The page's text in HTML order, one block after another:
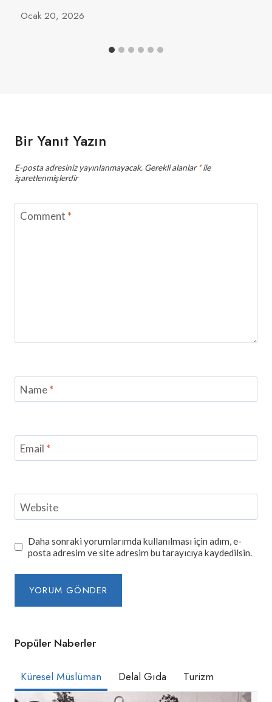
Ocak 20, 2026
Bir Yanıt Yazın
E-posta adresiniz yayınlanmayacak. Gerekli alanlar*ile
işaretlenmişlerdir
Comment *
Name*
Email *
Website
Daha sonraki yorumlarımda kullanılması için adım, e-
posta adresim ve site adresim bu tarayıcıya kaydedilsin.
Popüler Naberler
Küresel Müslüman Delal Gıda Turizm